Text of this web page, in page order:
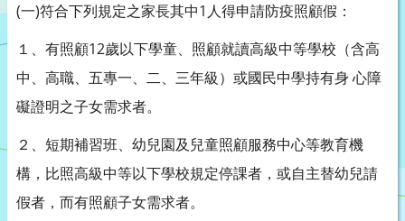
(一)符合下列規定之家長其中1人得申請防疫照顧假：
１、有照顧12歲以下學童、照顧就讀高級中等學校（含高
中、高職、五專一、二、三年級）或國民中學持有身 心障
礙證明之子女需求者。
２、短期補習班、幼兒園及兒童照顧服務中心等教育機
構，比照高級中等以下學校規定停課者，或自主替幼兒請
假者，而有照顧子女需求者。